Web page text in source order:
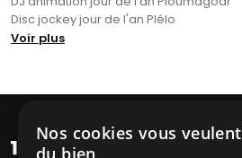
Disc jockey jour de l'an Plélo
Voir plus
Nos cookies vous veulent
du bien